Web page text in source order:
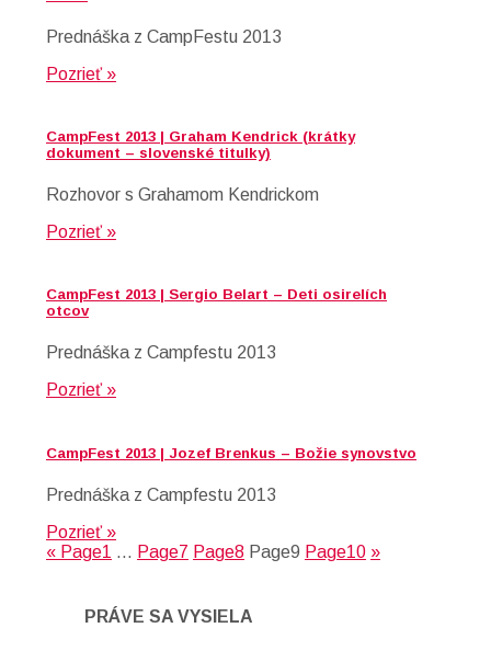
Prednáška z CampFestu 2013
Pozrieť »
CampFest 2013 | Graham Kendrick (krátky
dokument – slovenské titulky)
Rozhovor s Grahamom Kendrickom
Pozrieť »
CampFest 2013 | Sergio Belart – Deti osirelích
otcov
Prednáška z Campfestu 2013
Pozrieť »
CampFest 2013 | Jozef Brenkus – Božie synovstvo
Prednáška z Campfestu 2013
Pozrieť »
« Page1 … Page7 Page8 Page9 Page10 »
PRÁVE SA VYSIELA